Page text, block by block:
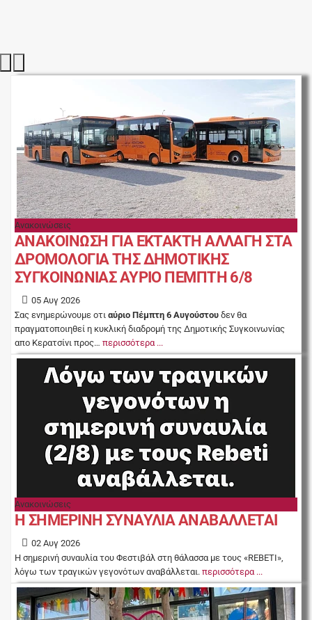
Ανακοινώσεις
ΑΝΑΚΟΙΝΩΣΗ ΓΙΑ ΕΚΤΑΚΤΗ ΑΛΛΑΓΗ ΣΤΑ
ΔΡΟΜΟΛΟΓΙΑ ΤΗΣ ΔΗΜΟΤΙΚΗΣ
ΣΥΓΚΟΙΝΩΝΙΑΣ ΑΥΡΙΟ ΠΕΜΠΤΗ 6/8
05 Αυγ 2026
Σας ενημερώνουμε οτι αύριο Πέμπτη 6 Αυγούστου δεν θα
πραγματοποιηθεί η κυκλική διαδρομή της Δημοτικής Συγκοινωνίας
απο Κερατσίνι προς… περισσότερα ...
Ανακοινώσεις
Η ΣΗΜΕΡΙΝΗ ΣΥΝΑΥΛΙΑ ΑΝΑΒΑΛΛΕΤΑΙ
02 Αυγ 2026
Η σημερινή συναυλία του Φεστιβάλ στη θάλασσα με τους «REBETI»,
λόγω των τραγικών γεγονότων αναβάλλεται. περισσότερα ...